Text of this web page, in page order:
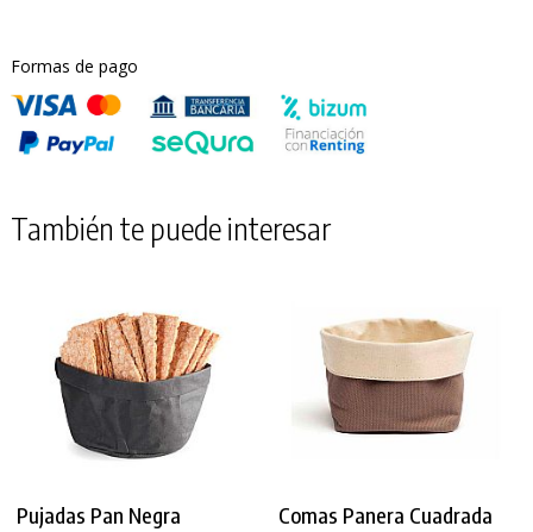
Formas de pago
También te puede interesar
Pujadas Pan Negra Comas Panera Cuadrada